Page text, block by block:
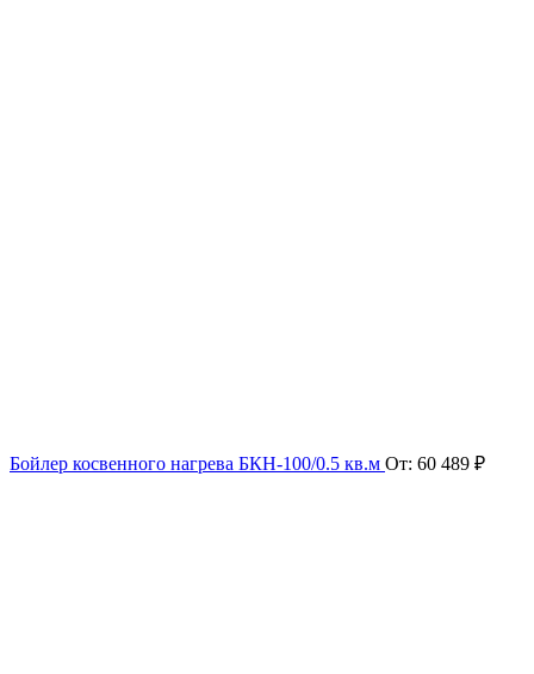
Бойлер косвенного нагрева БКН-100/0.5 кв.м От: 60 489 ₽